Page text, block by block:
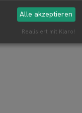
Alle akzeptieren
Realisiert mit Klaro!